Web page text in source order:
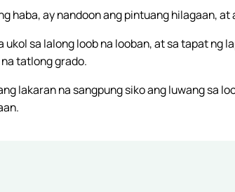
haba, ay nandoon ang pintuang hilagaan,
sa lalong loob na looban, at sa tapat ng
tatlong grado.
lakaran na sangpung siko ang luwang sa